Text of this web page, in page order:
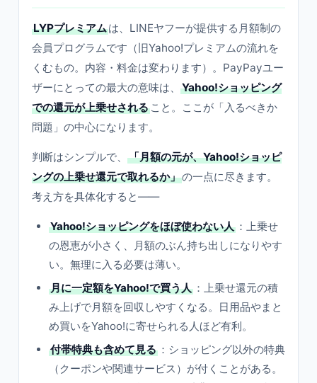
LYPプレミアムは、LINEヤフーが提供する月額制の
会員プログラムです（旧Yahoo!プレミアムの流れを
くむもの。内容・料金は変わります）。PayPayユー
ザーにとっての最大の意味は、
Yahoo!ショッピング
での還元が上乗せされる こと。ここが「入るべきか
問題」の中心になります。
判断はシンプルで、
「月額の元が、Yahoo!ショッピ
ングの上乗せ還元で取れるか」の一点に尽きます。
考え方を具体化すると——
Yahoo!ショッピングをほぼ使わない人 ：上乗せ
の恩恵が小さく、月額のぶん持ち出しになりやす
い。無理に入る必要は薄い。
月に一定額をYahoo!で買う人 ：上乗せ還元の積
み上げで月額を回収しやすくなる。日用品やまと
め買いをYahoo!に寄せられる人ほど有利。
付帯特典も含めて見る ：ショッピング以外の特典
（クーポンや関連サービス）が付くことがある。